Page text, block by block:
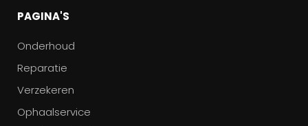
PAGINA'S
Onderhoud
Reparatie
Verzekeren
Ophaalservice